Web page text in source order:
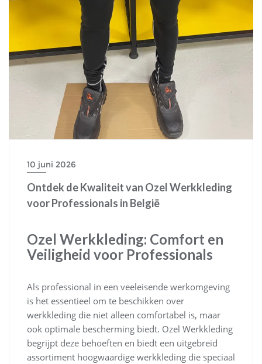
10 juni 2026
Ontdek de Kwaliteit van Ozel Werkkleding
voor Professionals in België
Ozel Werkkleding: Comfort en
Veiligheid voor Professionals
Als professional in een veeleisende werkomgeving
is het essentieel om te beschikken over
werkkleding die niet alleen comfortabel is, maar
ook optimale bescherming biedt. Ozel Werkkleding
begrijpt deze behoeften en biedt een uitgebreid
assortiment hoogwaardige werkkleding die speciaal